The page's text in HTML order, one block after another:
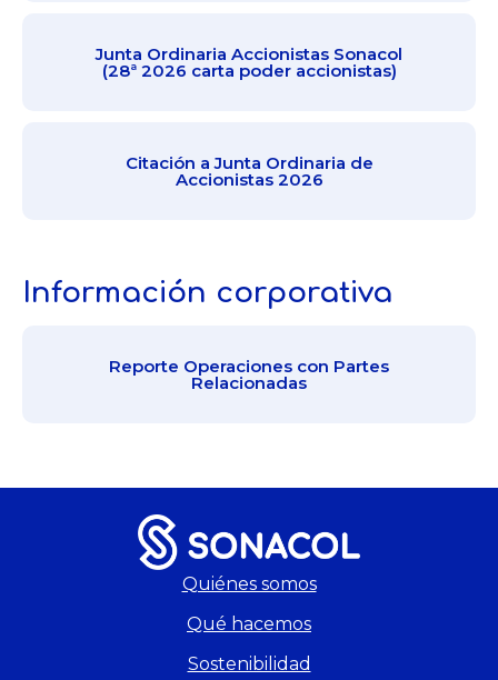
Junta Ordinaria Accionistas Sonacol
(28ª 2026 carta poder accionistas)
Citación a Junta Ordinaria de
Accionistas 2026
Información corporativa
Reporte Operaciones con Partes
Relacionadas
Quiénes somos
Qué hacemos
Sostenibilidad